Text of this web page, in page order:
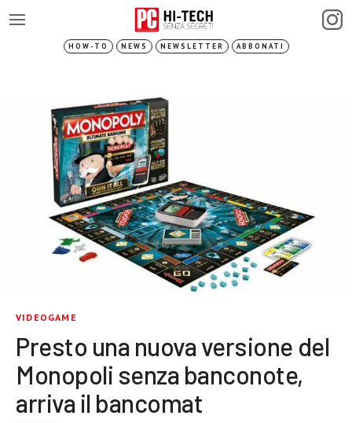
HOW-TO NEWS NEWSLETTER ABBONATI
VIDEOGAME
Presto una nuova versione del
Monopoli senza banconote,
arriva il bancomat